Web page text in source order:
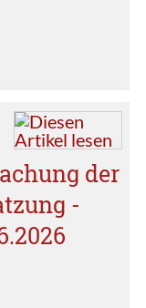
der
-